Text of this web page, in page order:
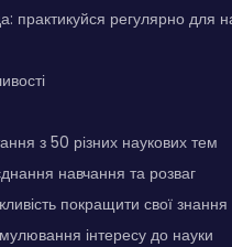
практикуйся регулярно для
з 50 різних наукових тем
навчання та розваг
покращити свої знання
інтересу до науки